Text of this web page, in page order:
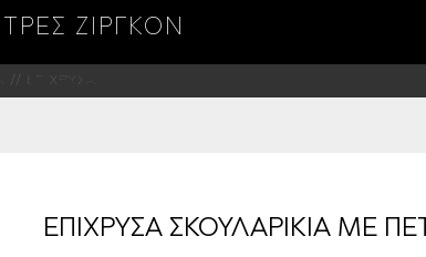
ΖΙΡΓΚΟΝ
ΕΠΙΧΡΥΣΑ
ΕΠΙΧΡΥΣΑ ΣΚΟΥΛΑΡΙΚΙΑ ΜΕ